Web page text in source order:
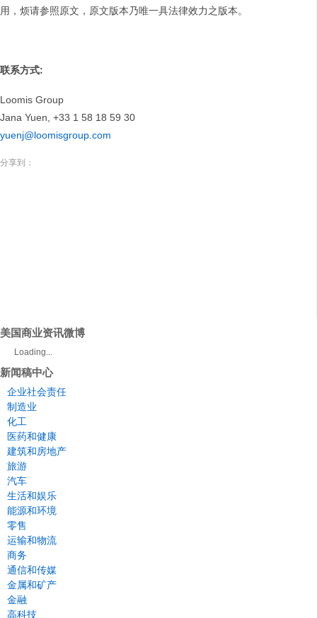
用，烦请参照原文，原文版本乃唯一具法律效力之版本。
联系方式:
Loomis Group
Jana Yuen, +33 1 58 18 59 30
yuenj@loomisgroup.com
分享到：
美国商业资讯微博
Loading...
新闻稿中心
企业社会责任
制造业
化工
医药和健康
建筑和房地产
旅游
汽车
生活和娱乐
能源和环境
零售
运输和物流
商务
通信和传媒
金属和矿产
金融
高科技